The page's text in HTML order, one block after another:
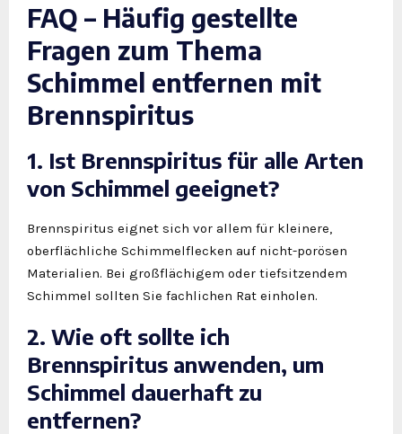
FAQ – Häufig gestellte
Fragen zum Thema
Schimmel entfernen mit
Brennspiritus
1. Ist Brennspiritus für alle Arten
von Schimmel geeignet?
Brennspiritus eignet sich vor allem für kleinere,
oberflächliche Schimmelflecken auf nicht-porösen
Materialien. Bei großflächigem oder tiefsitzendem
Schimmel sollten Sie fachlichen Rat einholen.
2. Wie oft sollte ich
Brennspiritus anwenden, um
Schimmel dauerhaft zu
entfernen?